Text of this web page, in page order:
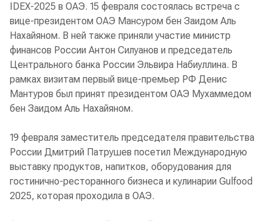
IDEX-2025 в ОАЭ. 15 февраля состоялась встреча с
вице-президентом ОАЭ Мансуром бен Заидом Аль
Нахайяном. В ней также приняли участие министр
финансов России Антон Силуанов и председатель
Центрального банка России Эльвира Набиуллина. В
рамках визитам первый вице-премьер РФ Денис
Мантуров был принят президентом ОАЭ Мухаммедом
бен Заидом Аль Нахайяном.
19 февраля заместитель председателя правительства
России Дмитрий Патрушев посетил Международную
выставку продуктов, напитков, оборудования для
гостинично-ресторанного бизнеса и кулинарии Gulfood
2025, которая проходила в ОАЭ.